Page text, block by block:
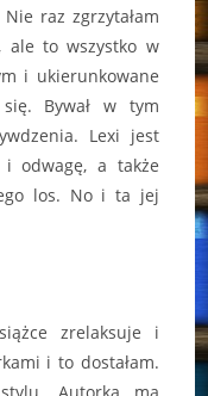
raz zgrzytałam
ale to wszystko w
i ukierunkowane
Bywał w tym
Lexi jest
odwagę, a także
los. No i ta jej
zrelaksuje i
i to dostałam.